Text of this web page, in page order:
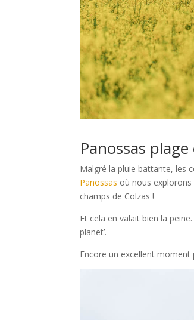
Panossas
Malgré la pluie battante, les
Panossas où nous explorons
champs de Colzas !
Et cela en valait bien la
planet’.
Encore un excellent moment